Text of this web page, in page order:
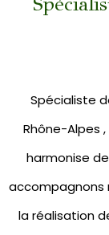
Spécialiste
Rhône-Alpes
harmonise
accompagnons
la réalisation